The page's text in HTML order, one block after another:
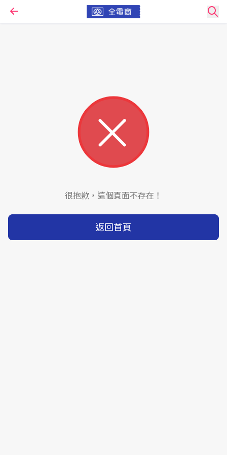
很抱歉，這個頁面不存在！
返回首頁